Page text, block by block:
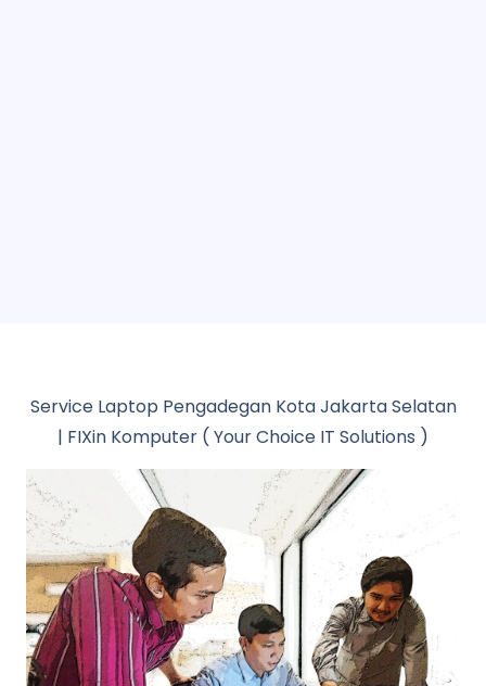
Service Laptop Pengadegan Kota Jakarta Selatan
| FIXin Komputer ( Your Choice IT Solutions )